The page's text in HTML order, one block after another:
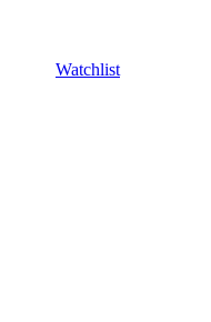
Watchlist